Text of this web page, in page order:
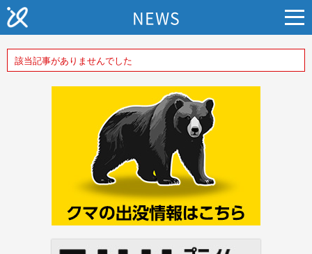
NEWS
該当記事がありませんでした